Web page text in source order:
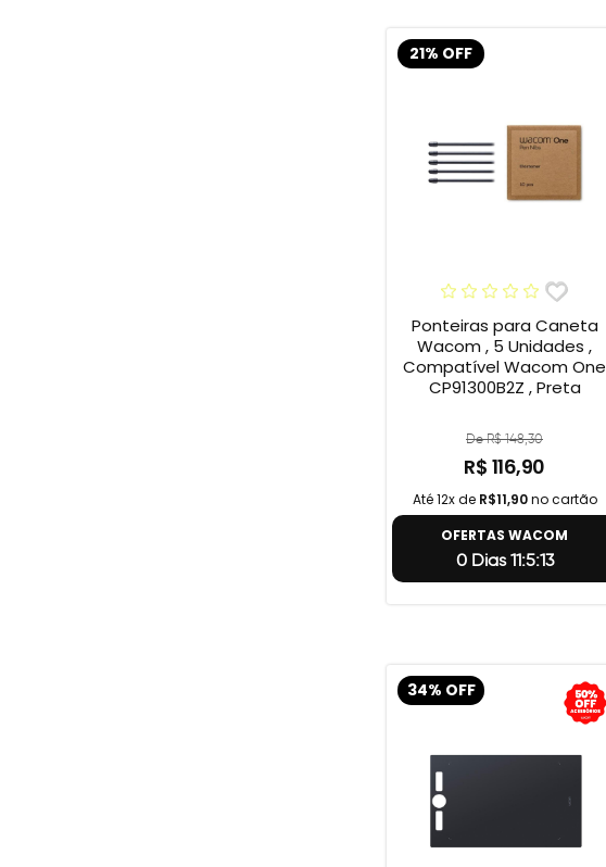
21% OFF
Ponteiras para Caneta
Wacom , 5 Unidades ,
Compatível Wacom One
CP91300B2Z , Preta
De R$ 148,30
R$ 116,90
Até 12x de R$11,90no cartão
OFERTAS WACOM
0 Dias 11:5:12
34% OFF